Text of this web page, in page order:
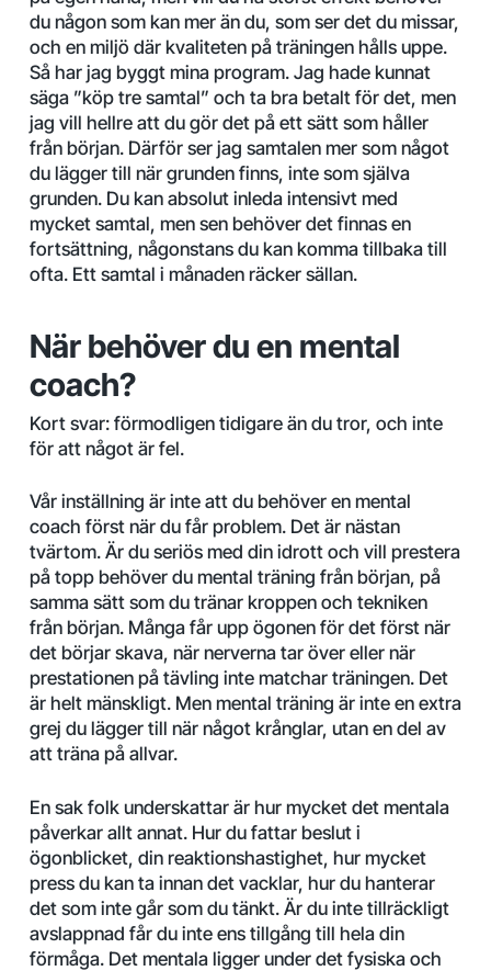
du någon som kan mer än du, som ser det du missar,
och en miljö där kvaliteten på träningen hålls uppe.
Så har jag byggt mina program. Jag hade kunnat
säga ”köp tre samtal” och ta bra betalt för det, men
jag vill hellre att du gör det på ett sätt som håller
från början. Därför ser jag samtalen mer som något
du lägger till när grunden finns, inte som själva
grunden. Du kan absolut inleda intensivt med
mycket samtal, men sen behöver det finnas en
fortsättning, någonstans du kan komma tillbaka till
ofta. Ett samtal i månaden räcker sällan.
När behöver du en mental
coach?
Kort svar: förmodligen tidigare än du tror, och inte
för att något är fel.
Vår inställning är inte att du behöver en mental
coach först när du får problem. Det är nästan
tvärtom. Är du seriös med din idrott och vill prestera
på topp behöver du mental träning från början, på
samma sätt som du tränar kroppen och tekniken
från början. Många får upp ögonen för det först när
det börjar skava, när nerverna tar över eller när
prestationen på tävling inte matchar träningen. Det
är helt mänskligt. Men mental träning är inte en extra
grej du lägger till när något krånglar, utan en del av
att träna på allvar.
En sak folk underskattar är hur mycket det mentala
påverkar allt annat. Hur du fattar beslut i
ögonblicket, din reaktionshastighet, hur mycket
press du kan ta innan det vacklar, hur du hanterar
det som inte går som du tänkt. Är du inte tillräckligt
avslappnad får du inte ens tillgång till hela din
förmåga. Det mentala ligger under det fysiska och